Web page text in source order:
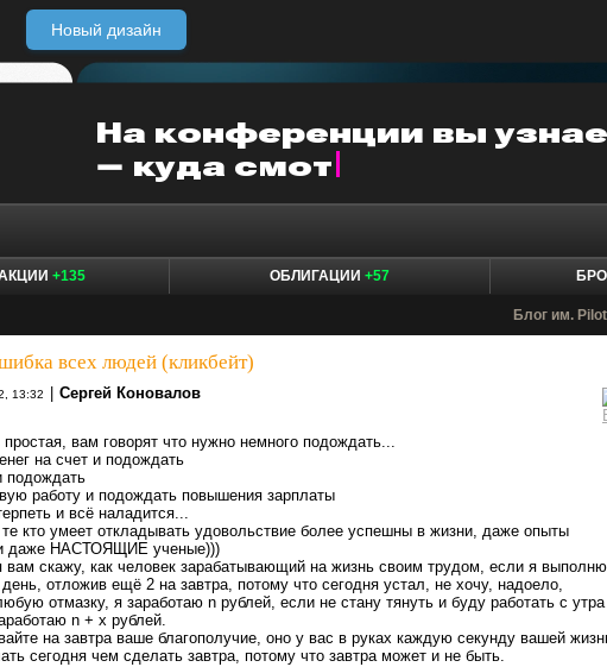
Новый дизайн
+135 ОБЛИГАЦИИ +57
Блог им.
всех людей (кликбейт)
13:32 Сергей Коновалов
вам говорят что нужно немного подождать...
на счет и подождать
подождать
работу и подождать повышения зарплаты
и всё наладится...
те кто умеет откладывать удовольствие более успешны в жизни, даже опыты
даже НАСТОЯЩИЕ ученые)))
вам скажу, как человек зарабатывающий на жизнь своим трудом, если я
день, отложив ещё 2 на завтра, потому что сегодня устал, не хочу, надоело,
отмазку, я заработаю n рублей, если не стану тянуть и буду работать с
n + x рублей.
на завтра ваше благополучие, оно у вас в руках каждую секунду вашей
сегодня чем сделать завтра, потому что завтра может и не быть.